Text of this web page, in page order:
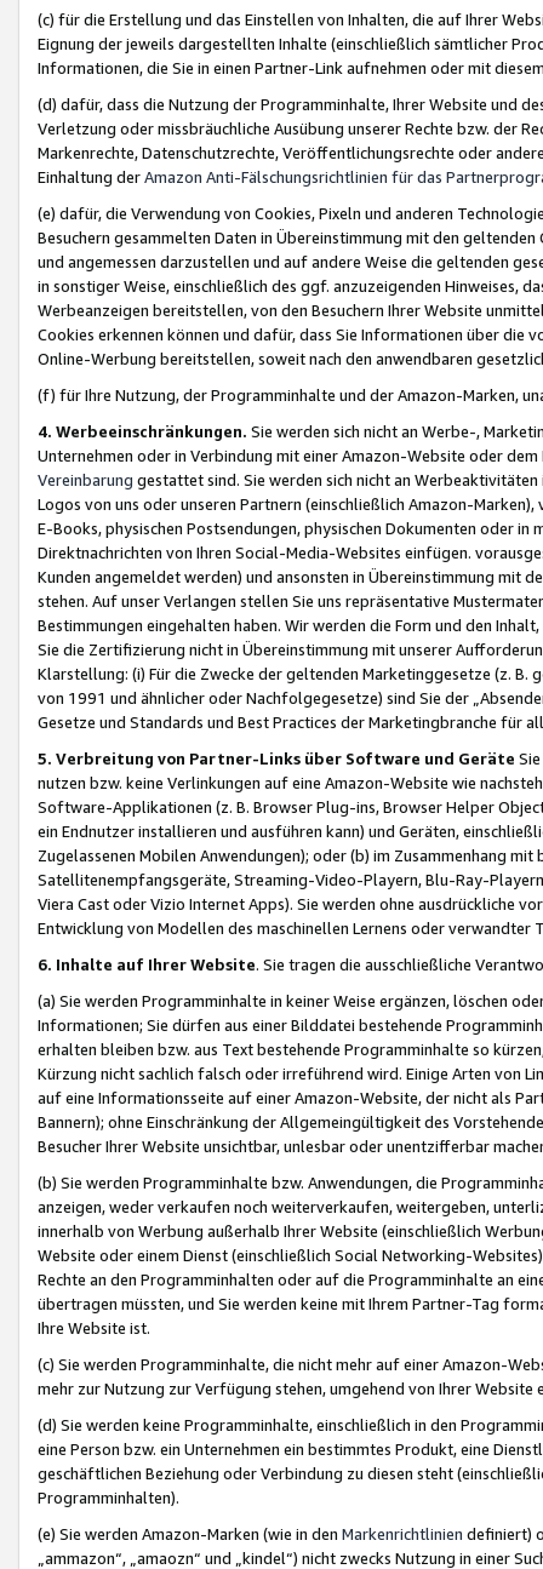
(c) für die Erstellung und das Einstellen von Inhalten, die auf Ihrer
Eignung der jeweils dargestellten Inhalte (einschließlich sämtlicher
Informationen, die Sie in einen Partner-Link aufnehmen oder mit
(d) dafür, dass die Nutzung der Programminhalte, Ihrer Website und
Verletzung oder missbräuchliche Ausübung unserer Rechte bzw. der
Markenrechte, Datenschutzrechte, Veröffentlichungsrechte oder
Einhaltung derAmazon Anti-Fälschungsrichtlinien für das
(e) dafür, die Verwendung von Cookies, Pixeln und anderen
Besuchern gesammelten Daten in Übereinstimmung mit den
und angemessen darzustellen und auf andere Weise die geltenden
in sonstiger Weise, einschließlich des ggf. anzuzeigenden Hinweises,
Werbeanzeigen bereitstellen, von den Besuchern Ihrer Website
Cookies erkennen können und dafür, dass Sie Informationen über die
Online-Werbung bereitstellen, soweit nach den anwendbaren
(f) für Ihre Nutzung, der Programminhalte und der Amazon-Marken,
4. Werbeeinschränkungen. Sie werden sich nicht an Werbe-,
Unternehmen oder in Verbindung mit einer Amazon-Website oder
Vereinbarung gestattet sind. Sie werden sich nicht an
Logos von uns oder unseren Partnern (einschließlich Amazon-
E-Books, physischen Postsendungen, physischen Dokumenten oder in
Direktnachrichten von Ihren Social-Media-Websites einfügen.
Kunden angemeldet werden) und ansonsten in Übereinstimmung mit
stehen. Auf unser Verlangen stellen Sie uns repräsentative
Bestimmungen eingehalten haben. Wir werden die Form und den
Sie die Zertifizierung nicht in Übereinstimmung mit unserer
Klarstellung: (i) Für die Zwecke der geltenden Marketinggesetze (z. B.
von 1991 und ähnlicher oder Nachfolgegesetze) sind Sie der
Gesetze und Standards und Best Practices der Marketingbranche für
5. Verbreitung von Partner-Links über Software und Geräte
nutzen bzw. keine Verlinkungen auf eine Amazon-Website wie
Software-Applikationen (z. B. Browser Plug-ins, Browser Helper
ein Endnutzer installieren und ausführen kann) und Geräten,
Zugelassenen Mobilen Anwendungen); oder (b) im Zusammenhang
Satellitenempfangsgeräte, Streaming-Video-Playern, Blu-Ray-
Viera Cast oder Vizio Internet Apps). Sie werden ohne ausdrückliche
Entwicklung von Modellen des maschinellen Lernens oder
6. Inhalte auf Ihrer Website. Sie tragen die ausschließliche
(a) Sie werden Programminhalte in keiner Weise ergänzen, löschen
Informationen; Sie dürfen aus einer Bilddatei bestehende
erhalten bleiben bzw. aus Text bestehende Programminhalte so
Kürzung nicht sachlich falsch oder irreführend wird. Einige Arten von
auf eine Informationsseite auf einer Amazon-Website, der nicht als
Bannern); ohne Einschränkung der Allgemeingültigkeit des
Besucher Ihrer Website unsichtbar, unlesbar oder unentzifferbar
(b) Sie werden Programminhalte bzw. Anwendungen, die
anzeigen, weder verkaufen noch weiterverkaufen, weitergeben,
innerhalb von Werbung außerhalb Ihrer Website (einschließlich
Website oder einem Dienst (einschließlich Social Networking-
Rechte an den Programminhalten oder auf die Programminhalte an
übertragen müssten, und Sie werden keine mit Ihrem Partner-Tag
Ihre Website ist.
(c) Sie werden Programminhalte, die nicht mehr auf einer Amazon-
mehr zur Nutzung zur Verfügung stehen, umgehend von Ihrer
(d) Sie werden keine Programminhalte, einschließlich in den
eine Person bzw. ein Unternehmen ein bestimmtes Produkt, eine
geschäftlichen Beziehung oder Verbindung zu diesen steht
Programminhalten).
(e) Sie werden Amazon-Marken (wie in den Markenrichtlinien definiert)
„ammazon“, „amaozn“ und „kindel“) nicht zwecks Nutzung in einer